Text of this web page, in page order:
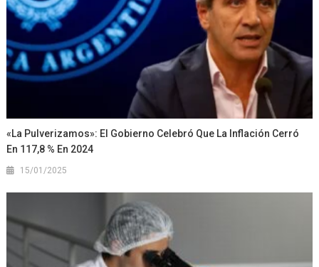
«La Pulverizamos»: El Gobierno Celebró Que La Inflación Cerró
En 117,8 % En 2024
15/01/2025